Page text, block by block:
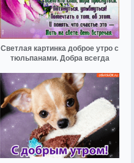
Светлая картинка доброе утро с
тюльпанами. Добра всегда